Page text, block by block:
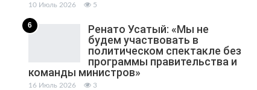
10 Июль 2026 5
6
Ренато Усатый: «Мы не
будем участвовать в
политическом спектакле без
программы правительства и
команды министров»
16 Июль 2026 3